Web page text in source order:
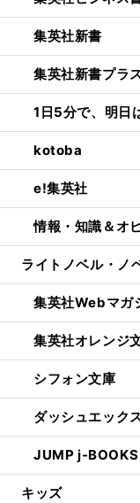
集英社新書
集英社新書プラ
1日5分で、明日
kotoba
e!集英社
情報・知識＆オ
ライトノベル・ノ
集英社Webマガ
集英社オレンジ
シフォン文庫
ダッシュエック
JUMP j-BOOKS
キッズ